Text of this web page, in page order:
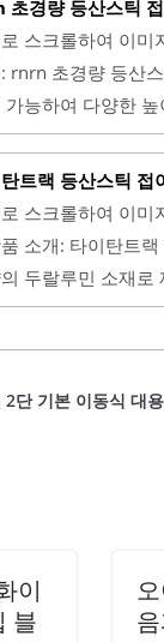
있습니다.두랄루
을 제공합니다. 이
용하게 활용될 수
함되어 있어 안전하
경량 등산스틱
스크롤하여 이미
rnrn 초경량 등산
가능하여 다양한
어 내구성이 우수
느낌을 주며, 조립
장시간 사용에도
서도 무난히 통과
안전한 산행을 도
트랙 등산스틱
스크롤하여 이미
소개: 타이탄트
두랄루민 소재로
제품은 5단으로
도 편안함을 제공
으로 사용할 수
단 기본 이동식 대
이
블